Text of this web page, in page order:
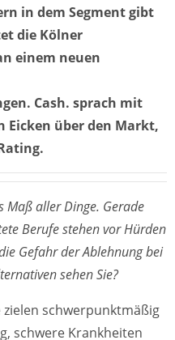
in dem Segment gibt
die Kölner
einem neuen
Cash. sprach mit
Eicken über den Markt,
Maß aller Dinge. Gerade
Berufe stehen vor Hürden
Gefahr der Ablehnung bei
sehen Sie?
schwerpunktmäßig
schwere Krankheiten